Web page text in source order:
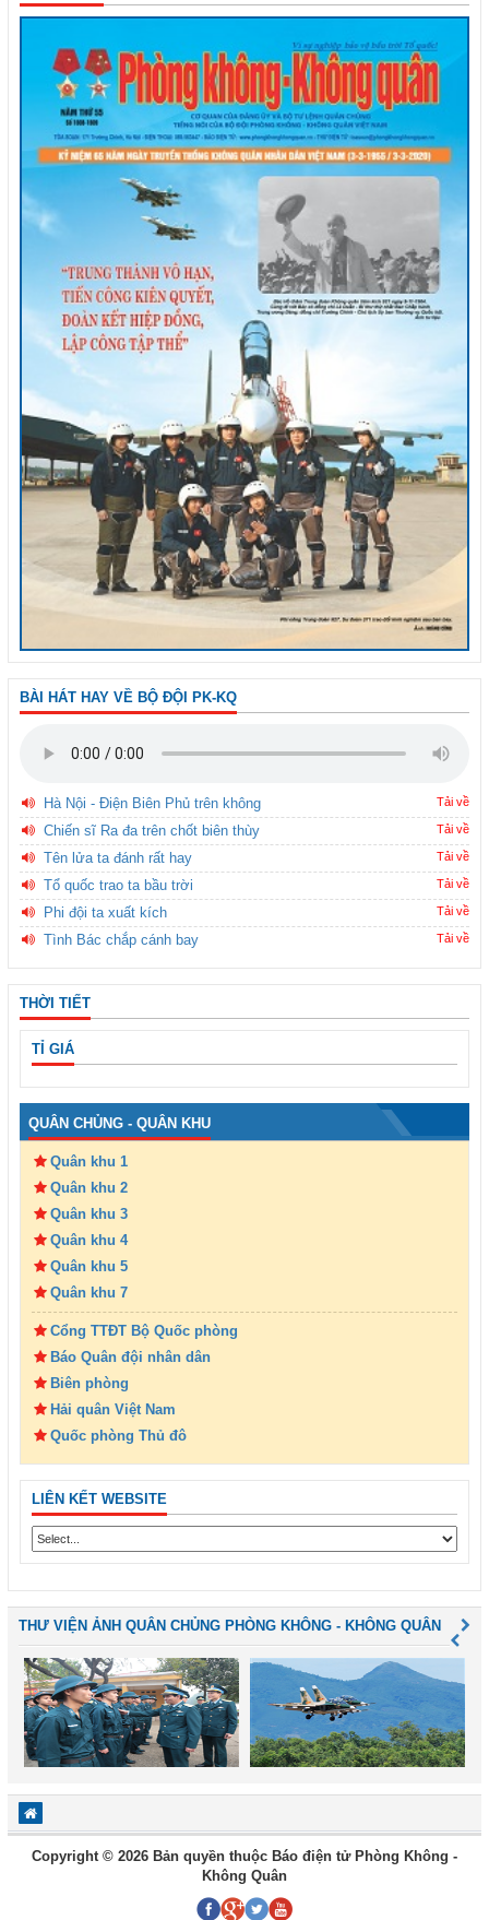
BÀI HÁT HAY VỀ BỘ ĐỘI PK-KQ
Hà Nội - Điện Biên Phủ trên không Tải về
Chiến sĩ Ra đa trên chốt biên thùy Tải về
Tên lửa ta đánh rất hay Tải về
Tổ quốc trao ta bầu trời Tải về
Phi đội ta xuất kích Tải về
Tình Bác chắp cánh bay Tải về
THỜI TIẾT
TỈ GIÁ
QUÂN CHỦNG - QUÂN KHU
Quân khu 1
Quân khu 2
Quân khu 3
Quân khu 4
Quân khu 5
Quân khu 7
Cổng TTĐT Bộ Quốc phòng
Báo Quân đội nhân dân
Biên phòng
Hải quân Việt Nam
Quốc phòng Thủ đô
LIÊN KẾT WEBSITE
THƯ VIỆN ẢNH QUÂN CHỦNG PHÒNG KHÔNG - KHÔNG QUÂN
Copyright © 2026 Bản quyền thuộc Báo điện tử Phòng Không -
Không Quân